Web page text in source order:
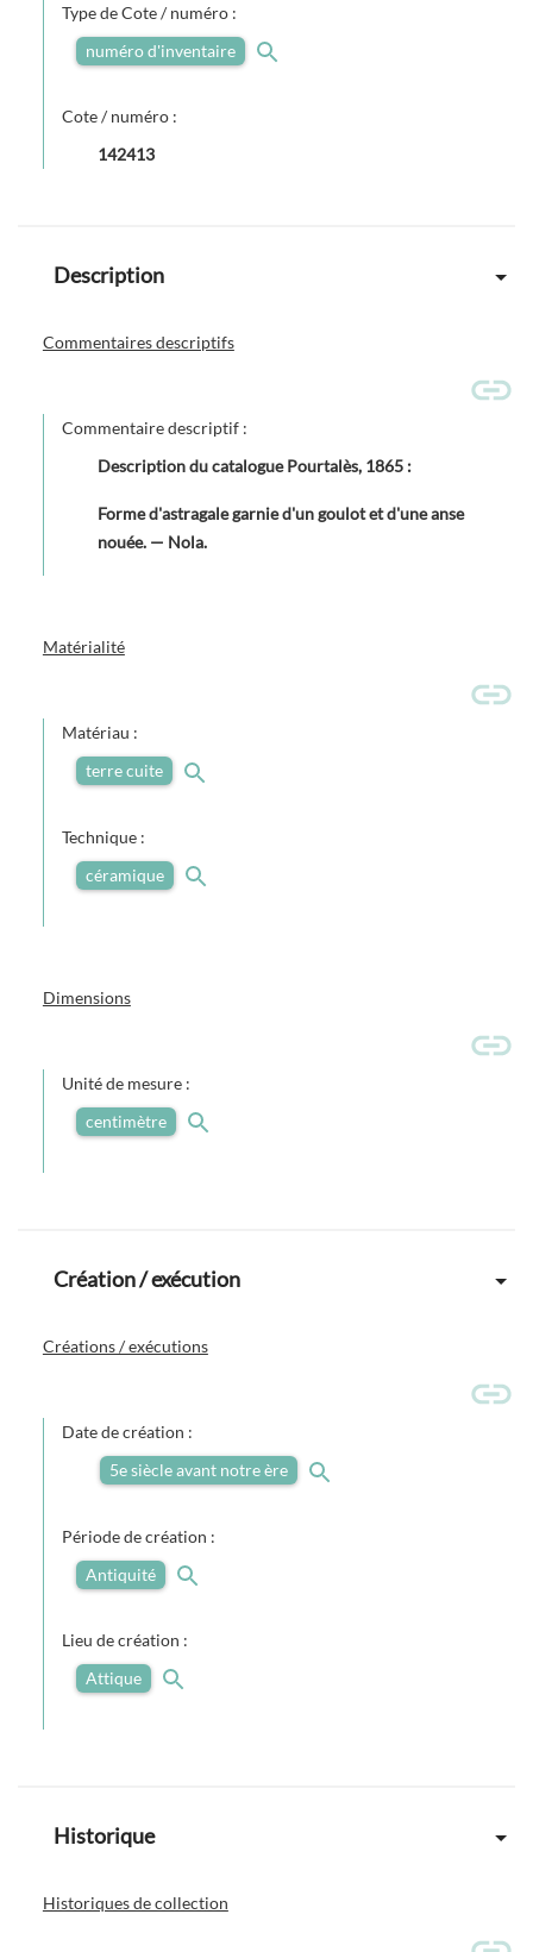
Type de Cote / numéro :
numéro d'inventaire
Cote / numéro :
142413
Description
Commentaires descriptifs
Commentaire descriptif :
Description du catalogue Pourtalès, 1865 :
Forme d'astragale garnie d'un goulot et d'une anse
nouée. — Nola.
Matérialité
Matériau :
terre cuite
Technique :
céramique
Dimensions
Unité de mesure :
centimètre
Création / exécution
Créations / exécutions
Date de création :
5e siècle avant notre ère
Période de création :
Antiquité
Lieu de création :
Attique
Historique
Historiques de collection